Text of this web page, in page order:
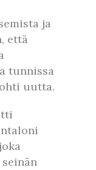
ja
että
tunnissa
uutta.